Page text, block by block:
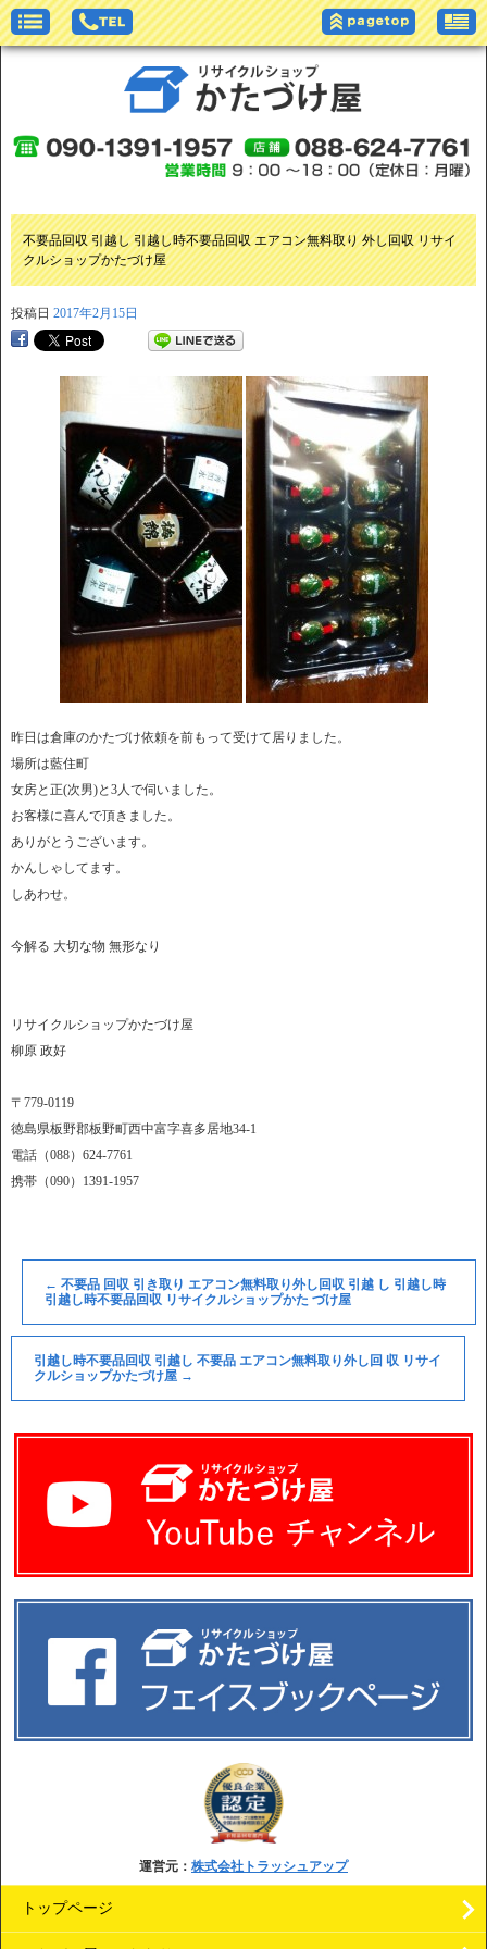
不要品回収 引越し 引越し時不要品回収 エアコン無料取り 外し回収 リサイ
クルショップかたづけ屋
投稿日 2017年2月15日
昨日は倉庫のかたづけ依頼を前もって受けて居りました。
場所は藍住町
女房と正(次男)と3人で伺いました。
お客様に喜んで頂きました。
ありがとうございます。
かんしゃしてます。
しあわせ。
今解る 大切な物 無形なり
リサイクルショップかたづけ屋
柳原 政好
〒779-0119
徳島県板野郡板野町西中富字喜多居地34-1
電話（088）624-7761
携帯（090）1391-1957
← 不要品 回収 引き取り エアコン無料取り外し回収 引越 し 引越し時
引越し時不要品回収 リサイクルショップかた づけ屋
引越し時不要品回収 引越し 不要品 エアコン無料取り外し回 収 リサイ
クルショップかたづけ屋 →
運営元： 株式会社トラッシュアップ
トップページ